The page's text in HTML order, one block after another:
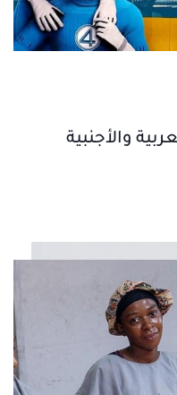
والأجنبية